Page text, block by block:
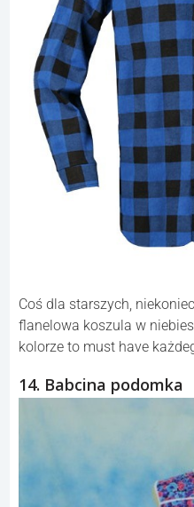
Coś dla starszych,
flanelowa koszula w
kolorze to must have
14. Babcina podomka